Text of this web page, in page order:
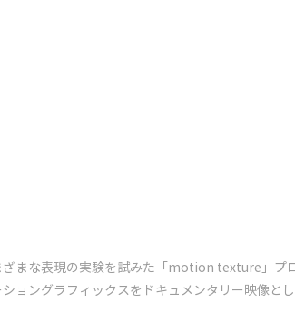
ざまな表現の実験を試みた「motion texture」
ョングラフィックスをドキュメンタリー映像とし